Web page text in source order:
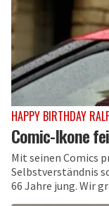
HAPPY BIRTHDAY
Comic-Ikone
Mit seinen Comics
Selbstverständnis
66 Jahre jung. Wir